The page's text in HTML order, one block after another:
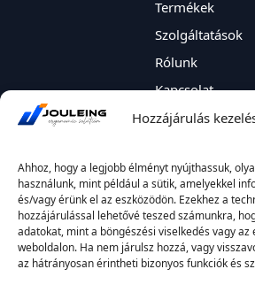
Hozzájárulás
Ahhoz, hogy a legjobb élményt nyújthassuk,
használunk, mint például a sütik, amelyekkel
és/vagy érünk el az eszközödön. Ezekhez a
hozzájárulással lehetővé teszed számunkra,
adatokat, mint a böngészési viselkedés vagy az
weboldalon. Ha nem járulsz hozzá, vagy
az hátrányosan érintheti bizonyos funkciók és
Termékek
Szolgáltatások
Rólunk
Kapcsolat
JOULEING Kereskedelmi és
székhelye: 2330 Dunaharaszti,
email: info@jouleing.hu